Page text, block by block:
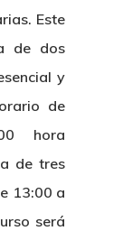
Este
de dos
y
de
hora
de tres
13:00 a
será